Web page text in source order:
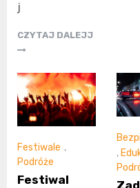
j
CZYTAJ DALEJJ
Festiwale ,
Podróże
Festiwal
,